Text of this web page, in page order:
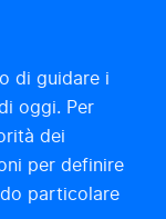
di guidare i
oggi. Per
dei
per definire
particolare